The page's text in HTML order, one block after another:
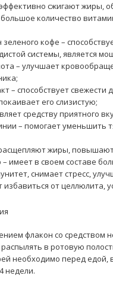
сжигают
большое количество
кофе –
системы, является
– улучшает
– способствует
его слизистую;
средству приятного
– помогает уменьшить
жиры,
имеет в своем составе
снимает стресс,
избавиться от целлюлита,
флакон со средством
в ротовую
необходимо перед едой,
недели.